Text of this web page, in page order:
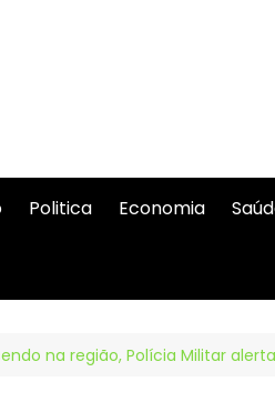
Politica Economia
na região, Polícia Militar